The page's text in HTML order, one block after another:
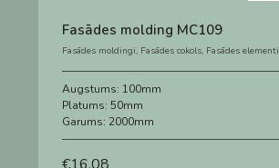
Fasādes molding MC109
Fasādes moldingi, Fasādes cokols, Fasādes elementi
Augstums: 100mm
Platums: 50mm
Garums: 2000mm